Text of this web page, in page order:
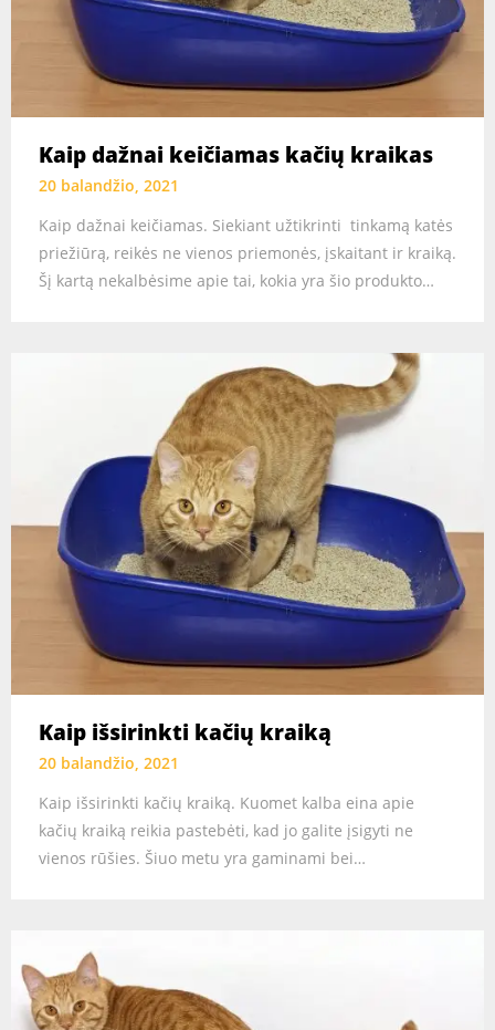
Kaip dažnai keičiamas kačių kraikas
20 balandžio, 2021
Kaip dažnai keičiamas. Siekiant užtikrinti tinkamą katės
priežiūrą, reikės ne vienos priemonės, įskaitant ir kraiką.
Šį kartą nekalbėsime apie tai, kokia yra šio produkto…
Kaip išsirinkti kačių kraiką
20 balandžio, 2021
Kaip išsirinkti kačių kraiką. Kuomet kalba eina apie
kačių kraiką reikia pastebėti, kad jo galite įsigyti ne
vienos rūšies. Šiuo metu yra gaminami bei…